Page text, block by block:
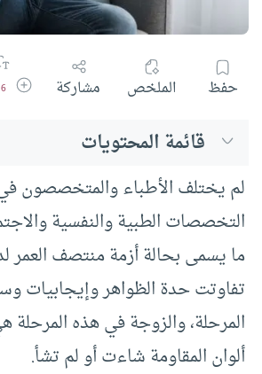
حفظ الملخص مشاركة زيادة
قائمة المحتويات
لم يختلف الأطباء والمتخصصون
التخصصات الطبية والنفسية
ما يسمى بحالة أزمة منتصف العمر
تفاوتت حدة الظواهر وإيجابيات
المرحلة، والزوجة في هذه المرحلة
ألوان المقاومة شاءت أو لم تشأ.